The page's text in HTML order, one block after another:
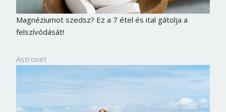
Magnéziumot szedsz? Ez a 7 étel és ital gátolja a
felszívódását!
Astronet